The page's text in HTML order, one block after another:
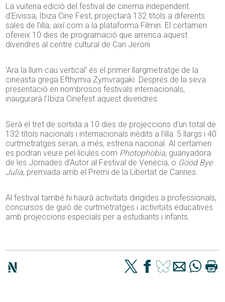
La vuitena edició del festival de cinema independent
d’Eivissa, Ibiza Cine Fest, projectarà 132 títols a diferents
sales de l’illa, així com a la plataforma Filmin. El certamen
ofereix 10 dies de programació que arrenca aquest
divendres al centre cultural de Can Jeroni
‘Ara la llum cau vertical’ és el primer llargmetratge de la
cineasta grega Efthymia Zymvragaki. Després de la seva
presentació en nombrosos festivals internacionals,
inaugurarà l’Ibiza Cinefest aquest divendres.
Serà el tret de sortida a 10 dies de projeccions d’un total de
132 títols nacionals i internacionals inèdits a l’illa: 5 llargs i 40
curtmetratges seran, a més, estrena nacional. Al certamen
es podran veure pel·lícules com Photophobia, guanyadora
de les Jornades d’Autor al Festival de Venècia, o Good Bye
Julia, premiada amb el Premi de la Libertat de Cannes.
Al festival també hi haurà activitats dirigides a professionals,
concursos de guió de curtmetratges i activitats educatives
amb projeccions especials per a estudiants i infants.